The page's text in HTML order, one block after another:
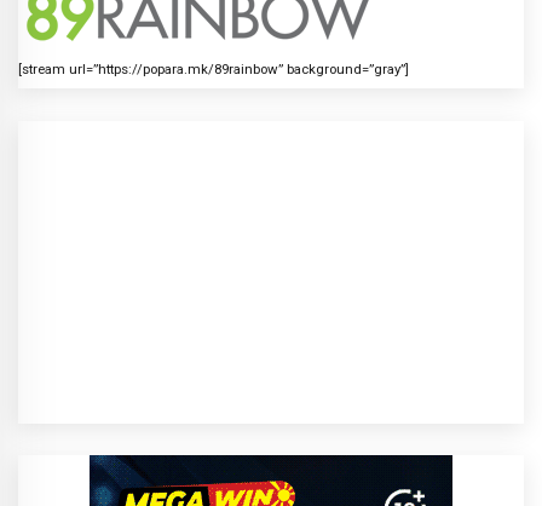
[stream url=”https://popara.mk/89rainbow” background=”gray”]